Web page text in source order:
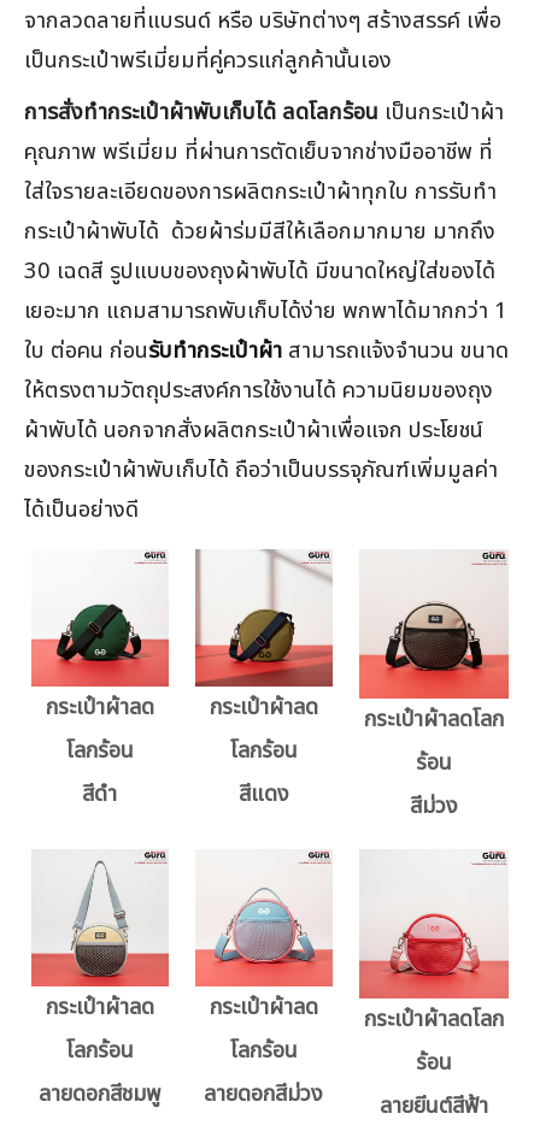
จากลวดลายที่แบรนด์ หรือ บริษัทต่างๆ สร้างสรรค์ เพื่อ
เป็นกระเป๋าพรีเมี่ยมที่คู่ควรแก่ลูกค้านั้นเอง
การสั่งทำกระเป๋าผ้าพับเก็บได้ ลดโลกร้อน เป็นกระเป๋าผ้า
คุณภาพ พรีเมี่ยม ที่ผ่านการตัดเย็บจากช่างมืออาชีพ ที่
ใส่ใจรายละเอียดของการผลิตกระเป๋าผ้าทุกใบ การรับทำ
กระเป๋าผ้าพับได้ ด้วยผ้าร่มมีสีให้เลือกมากมาย มากถึง
30 เฉดสี รูปแบบของถุงผ้าพับได้ มีขนาดใหญ่ใส่ของได้
เยอะมาก แถมสามารถพับเก็บได้ง่าย พกพาได้มากกว่า 1
ใบ ต่อคน ก่อนรับทำกระเป๋าผ้า สามารถแจ้งจำนวน ขนาด
ให้ตรงตามวัตถุประสงค์การใช้งานได้ ความนิยมของถุง
ผ้าพับได้ นอกจากสั่งผลิตกระเป๋าผ้าเพื่อแจก ประโยชน์
ของกระเป๋าผ้าพับเก็บได้ ถือว่าเป็นบรรจุภัณฑ์เพิ่มมูลค่า
ได้เป็นอย่างดี
กระเป๋าผ้าลด
โลกร้อน
สีดำ
กระเป๋าผ้าลด
โลกร้อน
สีแดง
กระเป๋าผ้าลดโลก
ร้อน
สีม่วง
กระเป๋าผ้าลด
โลกร้อน
ลายดอกสีชมพู
กระเป๋าผ้าลด
โลกร้อน
ลายดอกสีม่วง
กระเป๋าผ้าลดโลก
ร้อน
ลายยีนต์สีฟ้า